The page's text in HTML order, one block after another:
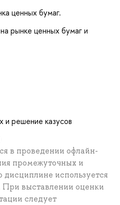
ценных бумаг.
рынке ценных бумаг и
и решение казусов
в проведении офлайн-
промежуточных и
дисциплине используется
При выставлении оценки
следует